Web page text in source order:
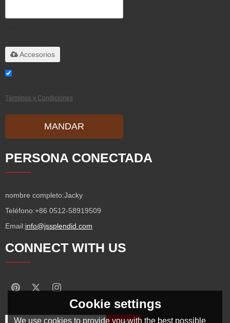
Accesorios
Términos y Condiciones
MANDAR
PERSONA CONECTADA
nombre completo:Jacky
Teléfono:+86 0512-58919509
Email:info@jssplendid.com
CONNECT WITH US
Cookie settings
We use cookies to provide you with the best possible